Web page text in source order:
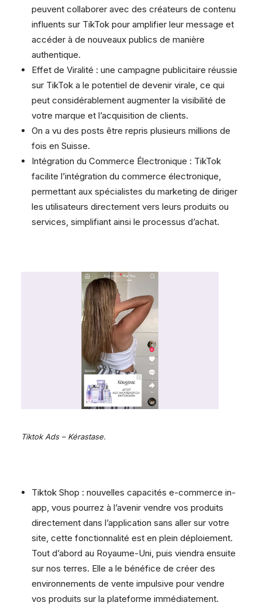
peuvent collaborer avec des créateurs de contenu
influents sur TikTok pour amplifier leur message et
accéder à de nouveaux publics de manière
authentique.
Effet de Viralité : une campagne publicitaire réussie
sur TikTok a le potentiel de devenir virale, ce qui
peut considérablement augmenter la visibilité de
votre marque et l’acquisition de clients.
On a vu des posts être repris plusieurs millions de
fois en Suisse.
Intégration du Commerce Électronique : TikTok
facilite l’intégration du commerce électronique,
permettant aux spécialistes du marketing de diriger
les utilisateurs directement vers leurs produits ou
services, simplifiant ainsi le processus d’achat.
Tiktok Ads – Kérastase.
Tiktok Shop : nouvelles capacités e-commerce in-
app, vous pourrez à l’avenir vendre vos produits
directement dans l’application sans aller sur votre
site, cette fonctionnalité est en plein déploiement.
Tout d’abord au Royaume-Uni, puis viendra ensuite
sur nos terres. Elle a le bénéfice de créer des
environnements de vente impulsive pour vendre
vos produits sur la plateforme immédiatement.